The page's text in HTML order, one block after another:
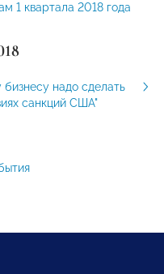
1 квартала 2018 года
надо сделать
санкций США"